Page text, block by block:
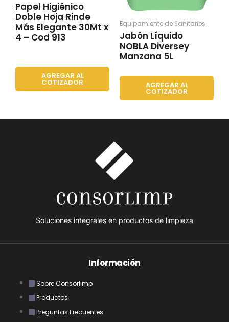
Papel Higiénico
Doble Hoja Rinde
Más Elegante 30Mt x
4 – Cod 913
AGREGAR AL
COTIZADOR
Equipamiento de Sanitarios
Jabón Líquido
NOBLA Diversey
Manzana 5L
AGREGAR AL
COTIZADOR
Soluciones integrales en productos de limpieza
Información
Sobre Consorlimp
Productos
Preguntas Frecuentes